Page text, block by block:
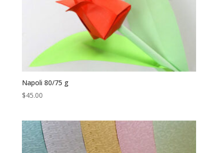
Napoli 80/75 g
$45.00